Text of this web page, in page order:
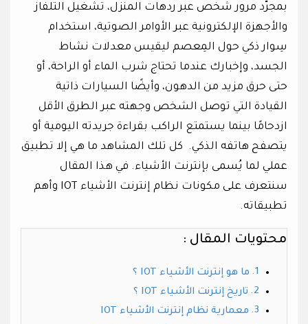
بمجرّد مرور شخص عبر ردهات المنزل، تشغيل التلفاز
والأجهزة الإلكترونية عبر الأوامر الصوتية، استخدام
سِوار ذكي حول المِعصم ليقيس معدلات نشاط
الجسد، وإخبارك عندما تحتاج شرب الماء أو الراحة، أو
حتى حرق مزيد من الدهون، وأيضًا السيارات ذاتية
القيادة التي توصل الشخص وجهته عبر الطرق الأقل
ازدحامًا بينما يستمتع الراكب بقراءة جريدته اليومية أو
يتصفح هاتفه الذكي. كل تلك المشاهد ما هي إلا تطبيق
عملي لما يُسمى بإنترنت الأشياء. في هذا المقال
سنتعرف على مكونات نظام إنترنت الأشياء IOT وأهم
تطبيقاته.
محتويات المقال :
ما هو إنترنت الأشياء IOT ؟
تاريخ إنترنت الأشياء IOT ؟
معمارية نظام إنترنت الأشياء IOT